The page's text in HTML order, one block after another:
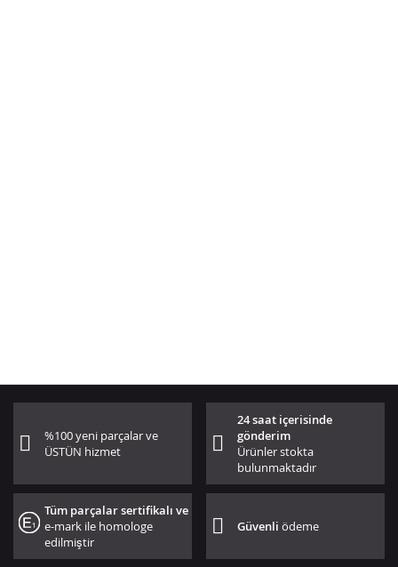
%100 yeni parçalar ve
ÜSTÜN hizmet
24 saat içerisinde
gönderim
Ürünler stokta
bulunmaktadır
Tüm parçalar sertifikalı ve
e-mark ile homologe
edilmiştir
Güvenliödeme